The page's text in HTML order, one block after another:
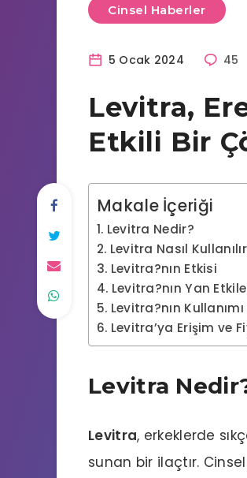
Cinsel Haberler
5 Ocak 2024 45
Levitra,
Etkili Bir
Makale İçeriği
Levitra Nedir?
Levitra Nasıl
Levitra?nın Etkisi
Levitra?nın Yan
Levitra?nın
Levitra’ya Erişim ve
Levitra
Levitra, erkeklerde
sunan bir ilaçtır.